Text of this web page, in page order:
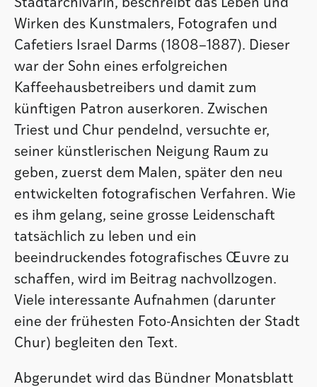
Stadtarchivarin, beschreibt das Leben und
Wirken des Kunstmalers, Fotografen und
Cafetiers Israel Darms (1808–1887). Dieser
war der Sohn eines erfolgreichen
Kaffeehausbetreibers und damit zum
künftigen Patron auserkoren. Zwischen
Triest und Chur pendelnd, versuchte er,
seiner künstlerischen Neigung Raum zu
geben, zuerst dem Malen, später den neu
entwickelten fotografischen Verfahren. Wie
es ihm gelang, seine grosse Leidenschaft
tatsächlich zu leben und ein
beeindruckendes fotografisches Œuvre zu
schaffen, wird im Beitrag nachvollzogen.
Viele interessante Aufnahmen (darunter
eine der frühesten Foto-Ansichten der Stadt
Chur) begleiten den Text.
Abgerundet wird das Bündner Monatsblatt